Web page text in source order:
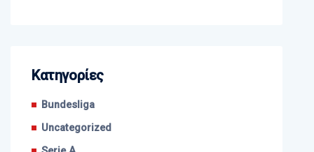
Kατηγορίες
Bundesliga
Uncategorized